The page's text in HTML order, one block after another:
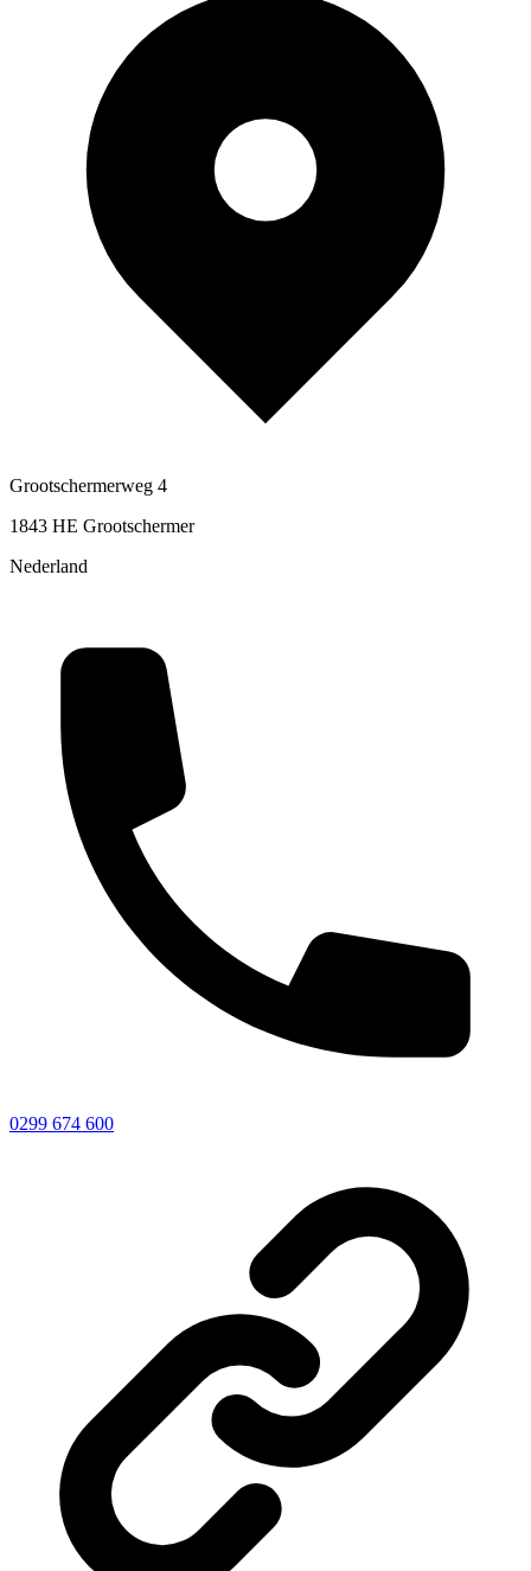
Grootschermerweg 4
1843 HE Grootschermer
Nederland
0299 674 600